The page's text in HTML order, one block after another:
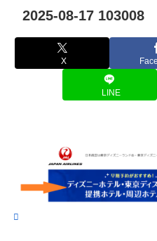
2025-08-17 103008
X
LINE